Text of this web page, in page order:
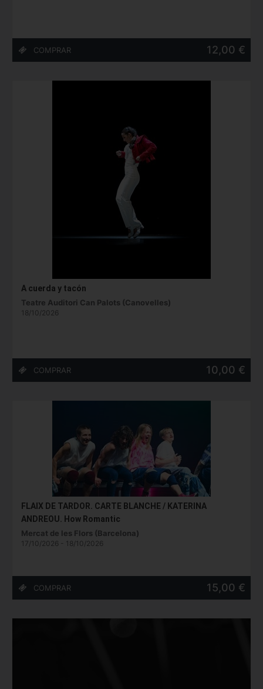
12,00 €
A cuerda y tacón
Teatre Auditori Can Palots (Canovelles)
18/10/2026
10,00 €
FLAIX DE TARDOR. CARTE BLANCHE / KATERINA
ANDREOU. How Romantic
Mercat de les Flors (Barcelona)
17/10/2026 - 18/10/2026
15,00 €